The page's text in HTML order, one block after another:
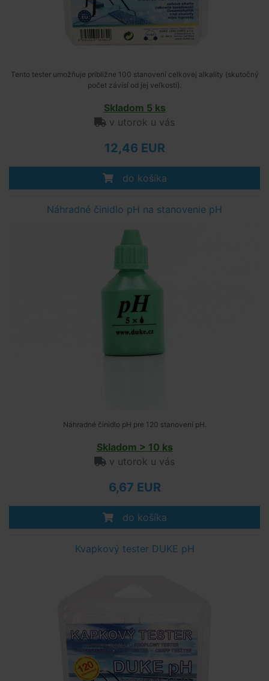
Tento tester umožňuje približne 100 stanovení celkovej alkality (skutočný
počet závisí od jej veľkosti).
Skladom 5 ks
v utorok u vás
12,46 EUR
do košíka
Náhradné činidlo pH na stanovenie pH
Náhradné činidlo pH pre 120 stanovení pH.
Skladom > 10 ks
v utorok u vás
6,67 EUR
do košíka
Kvapkový tester DUKE pH